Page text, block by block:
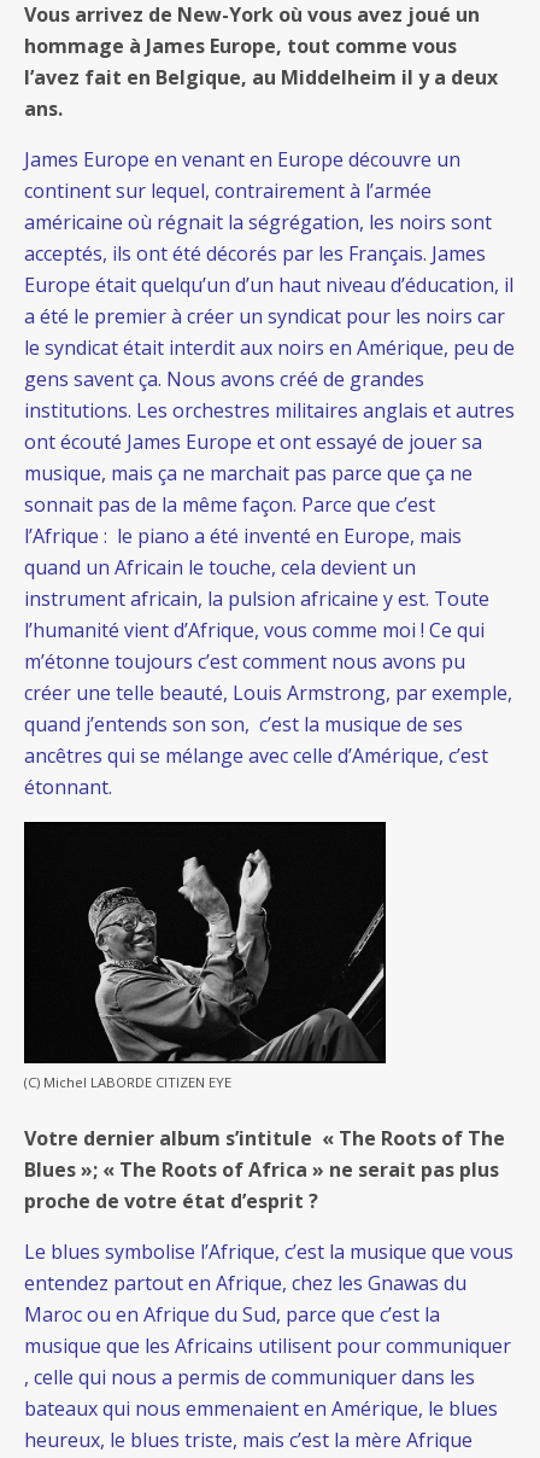
Vous arrivez de New-York où vous avez joué un
hommage à James Europe, tout comme vous
l’avez fait en Belgique, au Middelheim il y a deux
ans.
James Europe en venant en Europe découvre un
continent sur lequel, contrairement à l’armée
américaine où régnait la ségrégation, les noirs sont
acceptés, ils ont été décorés par les Français. James
Europe était quelqu’un d’un haut niveau d’éducation, il
a été le premier à créer un syndicat pour les noirs car
le syndicat était interdit aux noirs en Amérique, peu de
gens savent ça. Nous avons créé de grandes
institutions. Les orchestres militaires anglais et autres
ont écouté James Europe et ont essayé de jouer sa
musique, mais ça ne marchait pas parce que ça ne
sonnait pas de la même façon. Parce que c’est
l’Afrique : le piano a été inventé en Europe, mais
quand un Africain le touche, cela devient un
instrument africain, la pulsion africaine y est. Toute
l’humanité vient d’Afrique, vous comme moi ! Ce qui
m’étonne toujours c’est comment nous avons pu
créer une telle beauté, Louis Armstrong, par exemple,
quand j’entends son son, c’est la musique de ses
ancêtres qui se mélange avec celle d’Amérique, c’est
étonnant.
(C) Michel LABORDE CITIZEN EYE
Votre dernier album s’intitule « The Roots of The
Blues »; « The Roots of Africa » ne serait pas plus
proche de votre état d’esprit ?
Le blues symbolise l’Afrique, c’est la musique que vous
entendez partout en Afrique, chez les Gnawas du
Maroc ou en Afrique du Sud, parce que c’est la
musique que les Africains utilisent pour communiquer
, celle qui nous a permis de communiquer dans les
bateaux qui nous emmenaient en Amérique, le blues
heureux, le blues triste, mais c’est la mère Afrique